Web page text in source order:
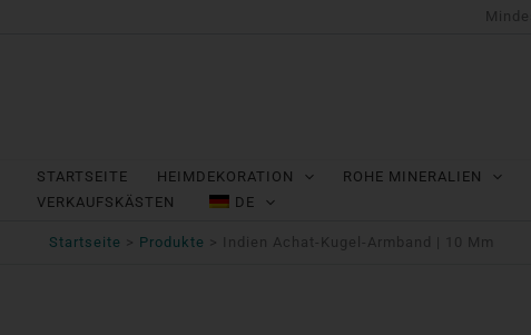
STARTSEITE HEIMDEKORATION ROHE MINERALIEN
VERKAUFSKÄSTEN
DE
Startseite Produkte Indien Achat-Kugel-Armband | 10 Mm